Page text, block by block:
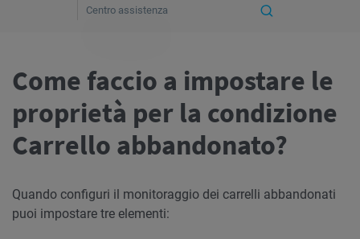
Come faccio a impostare le
proprietà per la condizione
Carrello abbandonato?
Quando configuri il monitoraggio dei carrelli abbandonati
puoi impostare tre elementi: